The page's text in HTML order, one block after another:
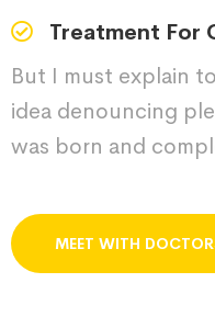
Treatment For
But I must explain
idea denouncing
was born and
MEET WITH